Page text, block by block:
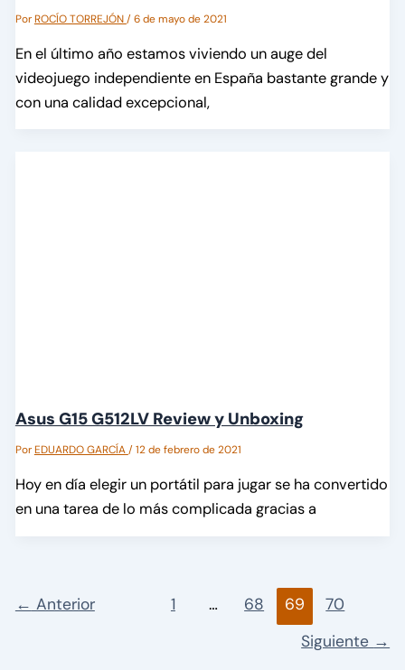
PorROCÍO TORREJÓN/6 de mayo de 2021
En el último año estamos viviendo un auge del
videojuego independiente en España bastante grande y
con una calidad excepcional,
Asus G15 G512LV Review y Unboxing
PorEDUARDO GARCÍA/12 de febrero de 2021
Hoy en día elegir un portátil para jugar se ha convertido
en una tarea de lo más complicada gracias a
← Anterior 1 … 68 69
70
Siguiente →